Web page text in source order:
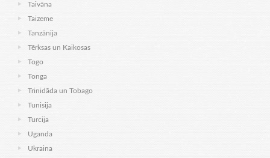
Taivāna
Taizeme
Tanzānija
Tērksas un Kaikosas
Togo
Tonga
Trinidāda un Tobago
Tunisija
Turcija
Uganda
Ukraina